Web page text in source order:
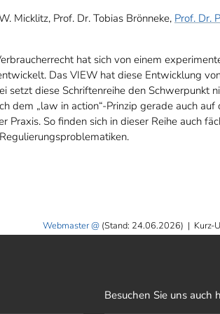
Micklitz, Prof. Dr. Tobias Brönneke, Prof. Dr.
hat sich von einem
Das VIEW hat diese Entwicklung
setzt diese Schriftenreihe den Schwerpunkt
dem „law in action“-Prinzip gerade auch
Praxis. So finden sich in dieser Reihe auch
Webmaster (Stand: 24.06.2026) | Kurz-
Besuchen Sie uns auch